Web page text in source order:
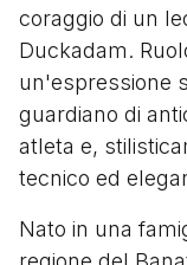
coraggio di un
Duckadam.
un'espressione
guardiano di
atleta e,
tecnico ed
Nato in una